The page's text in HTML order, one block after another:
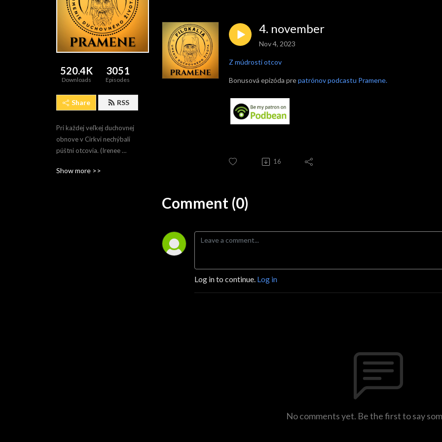
520.4K
Downloads
3051
Episodes
Share RSS
Pri každej veľkej duchovnej
obnove v Cirkvi nechýbali
púštni otcovia. (Irenee
Show more >>
4. november
Nov 4, 2023
Z múdrosti otcov
Bonusová epizóda prepatrónov podcastu Pramene.
16
Comment (0)
Log in to continue. Log in
No comments yet. Be the first to say